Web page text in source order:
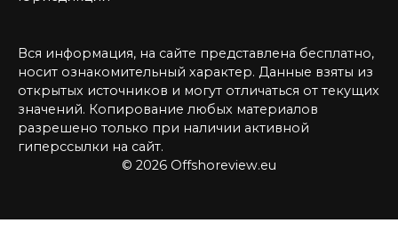
Вся информация, на сайте представлена бесплатно,
носит ознакомительный характер. Данные взяты из
открытых источников и могут отличаться от текущих
значений. Копирование любых материалов
разрешено только при наличии активной
гиперссылки на сайт.
© 2026 Offshoreview.eu